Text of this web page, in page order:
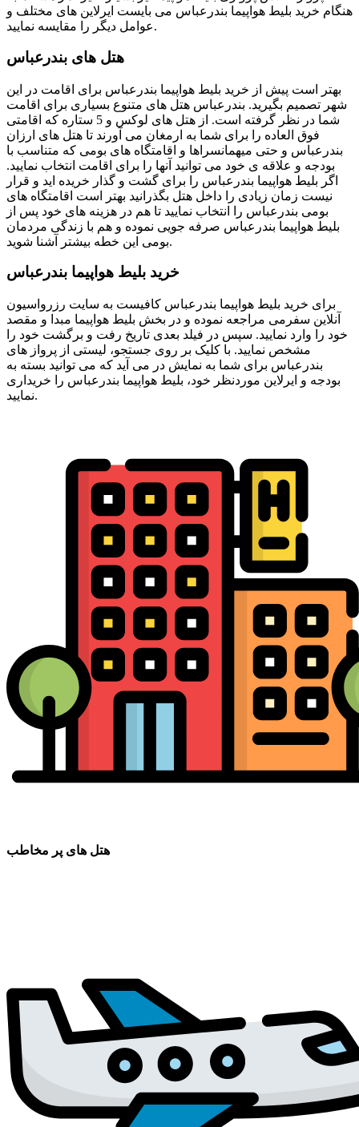
هنگام خرید بلیط هواپیما بندرعباس می بایست ایرلاین های مختلف و
عوامل دیگر را مقایسه نمایید.
هتل های بندرعباس
بهتر است پیش از خرید بلیط هواپیما بندرعباس برای اقامت در این
شهر تصمیم بگیرید. بندرعباس هتل های متنوع بسیاری برای اقامت
شما در نظر گرفته است. از هتل های لوکس و 5 ستاره که اقامتی
فوق العاده را برای شما به ارمغان می آورند تا هتل های ارزان
بندرعباس و حتی میهمانسراها و اقامتگاه های بومی که متناسب با
بودجه و علاقه ی خود می توانید آنها را برای اقامت انتخاب نمایید.
اگر بلیط هواپیما بندرعباس را برای گشت و گذار خریده اید و قرار
نیست زمان زیادی را داخل هتل بگذرانید بهتر است اقامتگاه های
بومی بندرعباس را انتخاب نمایید تا هم در هزینه های خود پس از
بلیط هواپیما بندرعباس صرفه جویی نموده و هم با زندگی مردمان
بومی این خطه بیشتر آشنا شوید.
خرید بلیط هواپیما بندرعباس
برای خرید بلیط هواپیما بندرعباس کافیست به سایت رزرواسیون
آنلاین سفرمی مراجعه نموده و در بخش بلیط هواپیما مبدا و مقصد
خود را وارد نمایید. سپس در فیلد بعدی تاریخ رفت و برگشت خود را
مشخص نمایید. با کلیک بر روی جستجو، لیستی از پرواز های
بندرعباس برای شما به نمایش در می آید که می توانید بسته به
بودجه و ایرلاین موردنظر خود، بلیط هواپیما بندرعباس را خریداری
نمایید.
هتل های پر مخاطب